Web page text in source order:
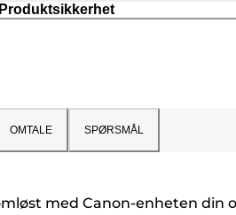
Produktsikkerhet
OMTALE SPØRSMÅL
med Canon-enheten din